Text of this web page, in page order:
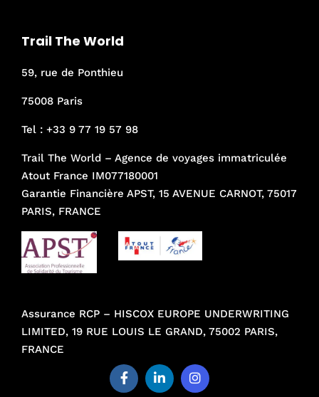
Trail The World
59, rue de Ponthieu
75008 Paris
Tel : +33 9 77 19 57 98
Trail The World – Agence de voyages immatriculée
Atout France IM077180001
Garantie Financière APST, 15 AVENUE CARNOT, 75017
PARIS, FRANCE
Assurance RCP – HISCOX EUROPE UNDERWRITING
LIMITED, 19 RUE LOUIS LE GRAND, 75002 PARIS,
FRANCE